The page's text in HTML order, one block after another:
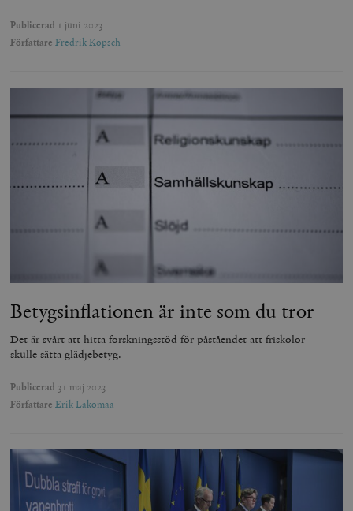
Publicerad 1 juni 2023
Författare Fredrik Kopsch
Betygsinflationen är inte som du tror
Det är svårt att hitta forskningsstöd för påståendet att friskolor
skulle sätta glädjebetyg.
Publicerad 31 maj 2023
Författare Erik Lakomaa